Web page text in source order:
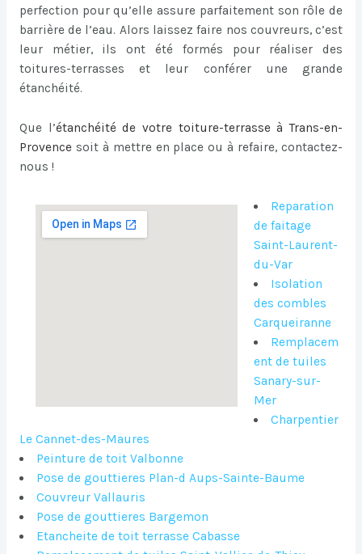
perfection pour qu’elle assure parfaitement son rôle de
barrière de l’eau. Alors laissez faire nos couvreurs, c’est
leur métier, ils ont été formés pour réaliser des
toitures-terrasses et leur conférer une grande
étanchéité.
Que l’étanchéité de votre toiture-terrasse à Trans-en-
Provence soit à mettre en place ou à refaire, contactez-
nous !
Reparation
de faitage
Saint-Laurent-
du-Var
Isolation
des combles
Carqueiranne
Remplacem
ent de tuiles
Sanary-sur-
Mer
Charpentier
Le Cannet-des-Maures
Peinture de toit Valbonne
Pose de gouttieres Plan-d Aups-Sainte-Baume
Couvreur Vallauris
Pose de gouttieres Bargemon
Etancheite de toit terrasse Cabasse